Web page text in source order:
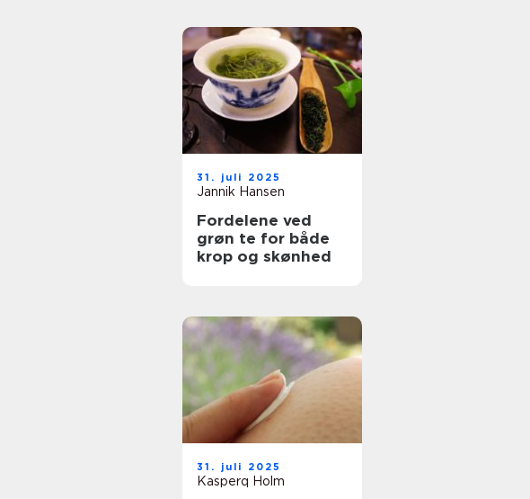
31. juli 2025
Jannik Hansen
Fordelene ved
grøn te for både
krop og skønhed
31. juli 2025
Kasperq Holm